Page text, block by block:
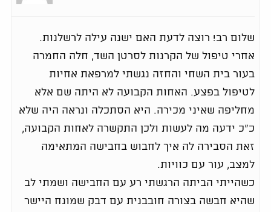
שלום רב! רוצה לדעת האם ישנה עילה לרשלנות.
אחרי טיפול של הקרנות לסרטן השד, חלה החמרה
בעור בית השחי והחזה נגשתי למרפאת אחיות
לטיפול בפצע. האחות הקבועה לא היתה שם אלא
מחליפה שאיני מכירה. היא הסתכלה ונראה היה שלא
כ"כ ידעה מה לעשות ולכן התקשרה לאחות הקבועה,
זאת הסבירה לה איך לחבוש בחבישה המתאימה
למצב, עור עם כוויות.
כשהייתי הביתה הרגשתי רע עם החבישה ושמתי לב
שהיא חבשה בצורה חובבנית עם דבק שמונח היישר